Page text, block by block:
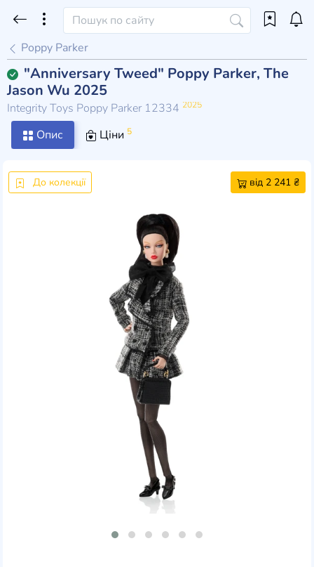
Poppy Parker
"Anniversary Tweed" Poppy Parker, The
Jason Wu 2025
Integrity Toys Poppy Parker 12334 2025
Опис Ціни 5
До колекції від 2 241 ₴